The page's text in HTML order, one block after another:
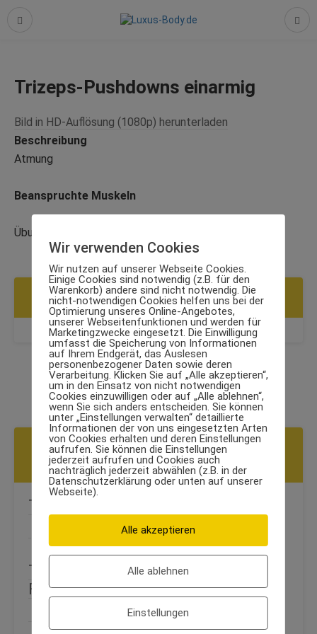
Trizeps-Pushdowns einarmig
Bild in HD-Auflösung (1080p) herunterladen
Beschreibung
Atmung
Beanspruchte Muskeln
Übung bewerten
SCHRITTE
WEITERE ÜBUNGEN AUS DER KATEGORIE
TRIZEPS
Trizeps-Strecker mit Kurzhanteln
Trizeps-Strecker Langhantel
Flachbank
Wir verwenden Cookies
Wir nutzen auf unserer Webseite Cookies.
Einige Cookies sind notwendig (z.B. für den
Warenkorb) andere sind nicht notwendig. Die
nicht-notwendigen Cookies helfen uns bei der
Optimierung unseres Online-Angebotes,
unserer Webseitenfunktionen und werden für
Marketingzwecke eingesetzt. Die Einwilligung
umfasst die Speicherung von Informationen
auf Ihrem Endgerät, das Auslesen
personenbezogener Daten sowie deren
Verarbeitung. Klicken Sie auf „Alle akzeptieren“,
um in den Einsatz von nicht notwendigen
Cookies einzuwilligen oder auf „Alle ablehnen“,
wenn Sie sich anders entscheiden. Sie können
unter „Einstellungen verwalten“ detaillierte
Informationen der von uns eingesetzten Arten
von Cookies erhalten und deren Einstellungen
aufrufen. Sie können die Einstellungen
jederzeit aufrufen und Cookies auch
nachträglich jederzeit abwählen (z.B. in der
Datenschutzerklärung oder unten auf unserer
Webseite).
Alle akzeptieren
Alle ablehnen
Einstellungen